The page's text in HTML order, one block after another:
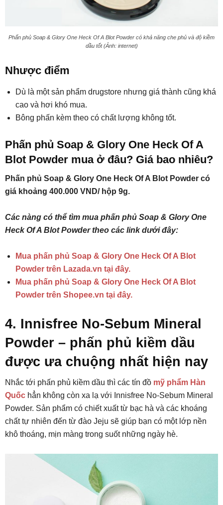
Phấn phủ Soap & Glory One Heck Of A Blot Powder có khả năng che phủ và độ kiềm
dầu tốt (Ảnh: internet)
Nhược điểm
Dù là một sản phẩm drugstore nhưng giá thành cũng khá
cao và hơi khó mua.
Bông phấn kèm theo có chất lượng không tốt.
Phấn phủ Soap & Glory One Heck Of A
Blot Powder mua ở đâu? Giá bao nhiêu?
Phấn phủ Soap & Glory One Heck Of A Blot Powder có
giá khoảng 400.000 VND/ hộp 9g.
Các nàng có thể tìm mua phấn phủ Soap & Glory One
Heck Of A Blot Powder theo các link dưới đây:
Mua phấn phủ Soap & Glory One Heck Of A Blot
Powder trên Lazada.vn tại đây.
Mua phấn phủ Soap & Glory One Heck Of A Blot
Powder trên Shopee.vn tại đây.
4. Innisfree No-Sebum Mineral
Powder – phấn phủ kiềm dầu
được ưa chuộng nhất hiện nay
Nhắc tới phấn phủ kiềm dầu thì các tín đồ mỹ phẩm Hàn
Quốc hẳn không còn xa lạ với Innisfree No-Sebum Mineral
Powder. Sản phẩm có chiết xuất từ bạc hà và các khoáng
chất tự nhiên đến từ đào Jeju sẽ giúp bạn có một lớp nền
khô thoáng, mịn màng trong suốt những ngày hè.